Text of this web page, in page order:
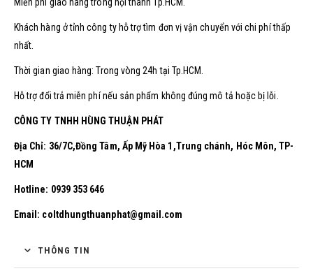
Miễn phí giao hàng trong nội thành Tp.HCM.
Khách hàng ở tỉnh công ty hỗ trợ tìm đơn vị vận chuyển với chi phí thấp
nhất.
Thời gian giao hàng: Trong vòng 24h tại Tp.HCM.
Hỗ trợ đổi trả miễn phí nếu sản phẩm không đúng mô tả hoặc bị lỗi.
CÔNG TY TNHH HÙNG THUẬN PHÁT
Địa Chỉ: 36/7C,Đồng Tâm, Ấp Mỹ Hòa 1,Trung chánh, Hóc Môn, TP-
HCM
Hotline: 0939 353 646
Email: coltdhungthuanphat@gmail.com
THÔNG TIN